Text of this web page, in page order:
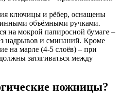
ключицы и рёбер, оснащены
объёмными ручками.
на мокрой папиросной бумаге –
надрывов и сминаний. Кроме
на марле (4-5 слоёв) – при
затягиваться между
ножницы?